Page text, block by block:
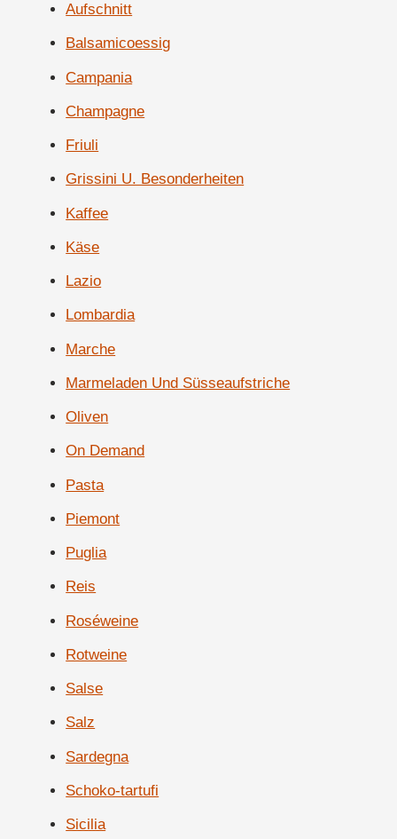
Aufschnitt
Balsamicoessig
Campania
Champagne
Friuli
Grissini U. Besonderheiten
Kaffee
Käse
Lazio
Lombardia
Marche
Marmeladen Und Süsseaufstriche
Oliven
On Demand
Pasta
Piemont
Puglia
Reis
Roséweine
Rotweine
Salse
Salz
Sardegna
Schoko-tartufi
Sicilia